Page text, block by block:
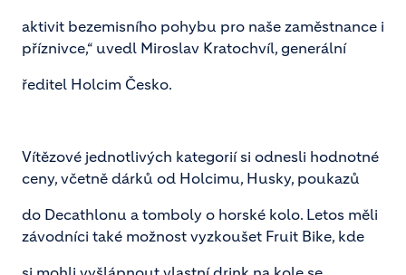
aktivit bezemisního pohybu pro naše zaměstnance i
příznivce,“ uvedl Miroslav Kratochvíl, generální
ředitel Holcim Česko.
Vítězové jednotlivých kategorií si odnesli hodnotné
ceny, včetně dárků od Holcimu, Husky, poukazů
do Decathlonu a tomboly o horské kolo. Letos měli
závodníci také možnost vyzkoušet Fruit Bike, kde